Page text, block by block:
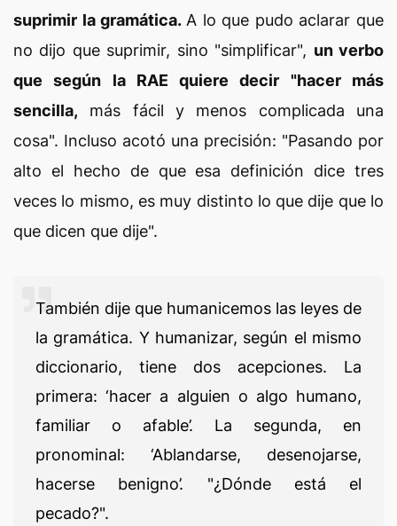
suprimir la gramática. A lo que pudo aclarar que
no dijo que suprimir, sino "simplificar", un verbo
que según la RAE quiere decir "hacer más
sencilla, más fácil y menos complicada una
cosa". Incluso acotó una precisión: "Pasando por
alto el hecho de que esa definición dice tres
veces lo mismo, es muy distinto lo que dije que lo
que dicen que dije".
También dije que humanicemos las leyes de
la gramática. Y humanizar, según el mismo
diccionario, tiene dos acepciones. La
primera: ‘hacer a alguien o algo humano,
familiar o afable’. La segunda, en
pronominal: ‘Ablandarse, desenojarse,
hacerse benigno’. "¿Dónde está el
pecado?".